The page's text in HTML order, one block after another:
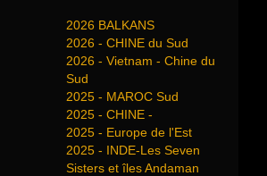
2026 BALKANS
2026 - CHINE du Sud
2026 - Vietnam - Chine du
Sud
2025 - MAROC Sud
2025 - CHINE -
2025 - Europe de l'Est
2025 - INDE-Les Seven
Sisters et îles Andaman